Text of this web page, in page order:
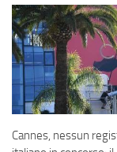
Cannes, nessun